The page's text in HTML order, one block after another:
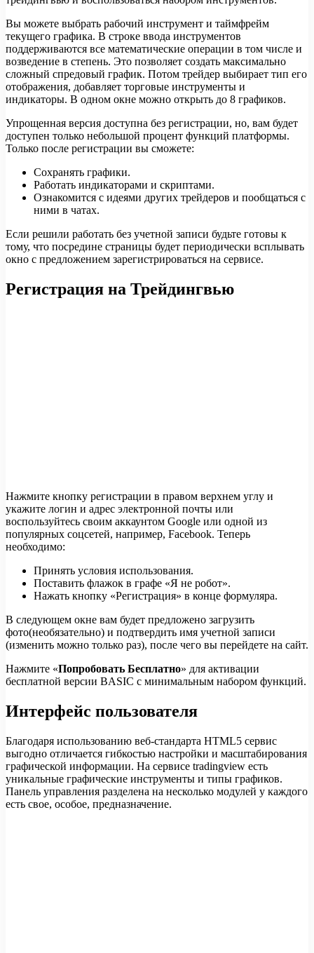
Вы можете выбрать рабочий инструмент и таймфрейм
текущего графика. В строке ввода инструментов
поддерживаются все математические операции в том числе и
возведение в степень. Это позволяет создать максимально
сложный спредовый график. Потом трейдер выбирает тип его
отображения, добавляет торговые инструменты и
индикаторы. В одном окне можно открыть до 8 графиков.
Упрощенная версия доступна без регистрации, но, вам будет
доступен только небольшой процент функций платформы.
Только после регистрации вы сможете:
Сохранять графики.
Работать индикаторами и скриптами.
Ознакомится с идеями других трейдеров и пообщаться с
ними в чатах.
Если решили работать без учетной записи будьте готовы к
тому, что посредине страницы будет периодически всплывать
окно с предложением зарегистрироваться на сервисе.
Регистрация на Трейдингвью
Нажмите кнопку регистрации в правом верхнем углу и
укажите логин и адрес электронной почты или
воспользуйтесь своим аккаунтом Google или одной из
популярных соцсетей, например, Facebook. Теперь
необходимо:
Принять условия использования.
Поставить флажок в графе «Я не робот».
Нажать кнопку «Регистрация» в конце формуляра.
В следующем окне вам будет предложено загрузить
фото(необязательно) и подтвердить имя учетной записи
(изменить можно только раз), после чего вы перейдете на сайт.
Нажмите «Попробовать Бесплатно» для активации
бесплатной версии BASIC с минимальным набором функций.
Интерфейс пользователя
Благодаря использованию веб-стандарта HTML5 сервис
выгодно отличается гибкостью настройки и масштабирования
графической информации. На сервисе tradingview есть
уникальные графические инструменты и типы графиков.
Панель управления разделена на несколько модулей у каждого
есть свое, особое, предназначение.